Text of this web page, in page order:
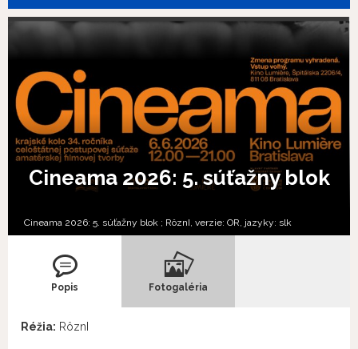
Cineama 2026: 5. súťažny blok
Cineama 2026: 5. súťažny blok ; RôznI, verzie: OR, jazyky: slk
Popis Fotogaléria
Réžia: RôznI